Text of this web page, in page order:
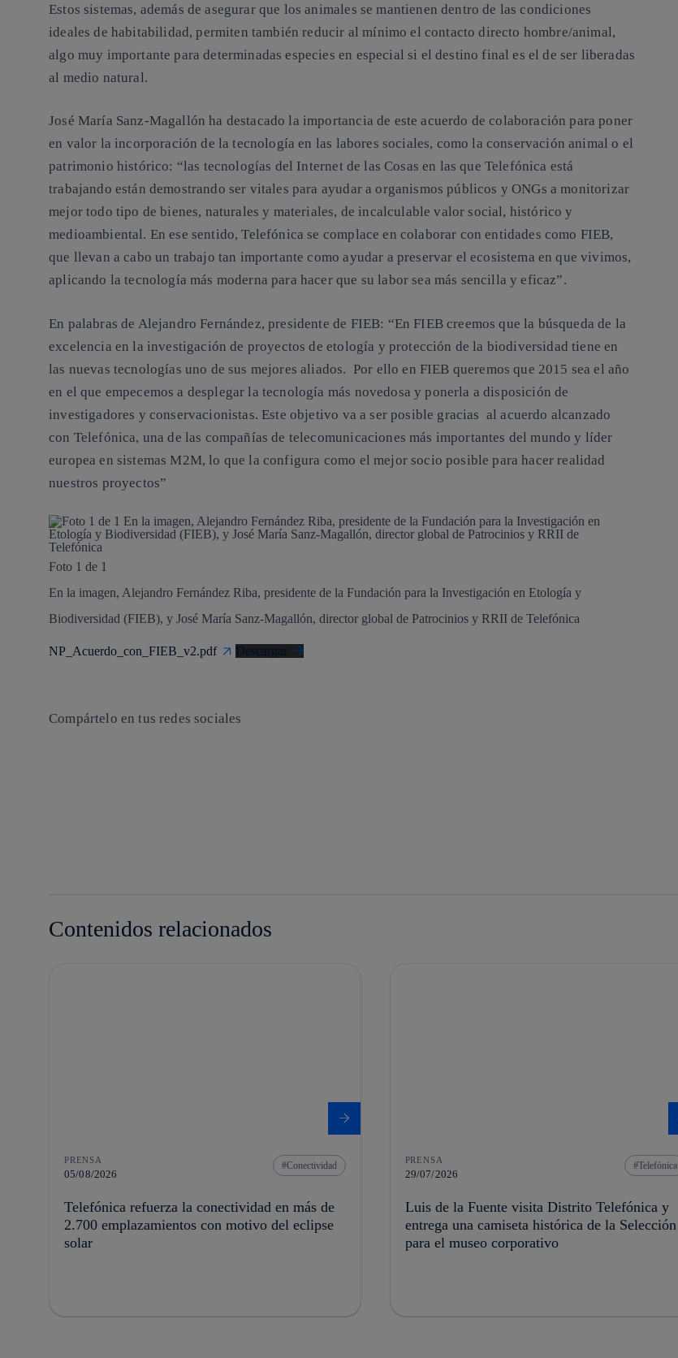
Estos sistemas, además de asegurar que los animales se mantienen dentro de las condiciones
ideales de habitabilidad, permiten también reducir al mínimo el contacto directo hombre/animal,
algo muy importante para determinadas especies en especial si el destino final es el de ser liberadas
al medio natural.
José María Sanz-Magallón ha destacado la importancia de este acuerdo de colaboración para poner
en valor la incorporación de la tecnología en las labores sociales, como la conservación animal o el
patrimonio histórico: “las tecnologías del Internet de las Cosas en las que Telefónica está
trabajando están demostrando ser vitales para ayudar a organismos públicos y ONGs a monitorizar
mejor todo tipo de bienes, naturales y materiales, de incalculable valor social, histórico y
medioambiental. En ese sentido, Telefónica se complace en colaborar con entidades como FIEB,
que llevan a cabo un trabajo tan importante como ayudar a preservar el ecosistema en que vivimos,
aplicando la tecnología más moderna para hacer que su labor sea más sencilla y eficaz”.
En palabras de Alejandro Fernández, presidente de FIEB: “En FIEB creemos que la búsqueda de la
excelencia en la investigación de proyectos de etología y protección de la biodiversidad tiene en
las nuevas tecnologías uno de sus mejores aliados. Por ello en FIEB queremos que 2015 sea el año
en el que empecemos a desplegar la tecnología más novedosa y ponerla a disposición de
investigadores y conservacionistas. Este objetivo va a ser posible gracias al acuerdo alcanzado
con Telefónica, una de las compañías de telecomunicaciones más importantes del mundo y líder
europea en sistemas M2M, lo que la configura como el mejor socio posible para hacer realidad
nuestros proyectos”
Foto 1 de 1
En la imagen, Alejandro Fernández Riba, presidente de la Fundación para la Investigación en Etología y
Biodiversidad (FIEB), y José María Sanz-Magallón, director global de Patrocinios y RRII de Telefónica
NP_Acuerdo_con_FIEB_v2.pdf Descargar
Compártelo en tus redes sociales
Contenidos relacionados
PRENSA
05/08/2026
Conectividad
Telefónica refuerza la conectividad en más de
2.700 emplazamientos con motivo del eclipse
solar
PRENSA
29/07/2026
Telefónica
Luis de la Fuente visita Distrito Telefónica y
entrega una camiseta histórica de la Selección
para el museo corporativo